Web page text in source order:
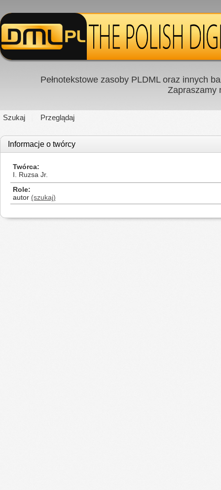
Pełnotekstowe zasoby PLDML oraz innych
Zapraszamy
Szukaj Przeglądaj
Informacje o twórcy
Twórca
I. Ruzsa Jr.
Role
autor (szukaj)